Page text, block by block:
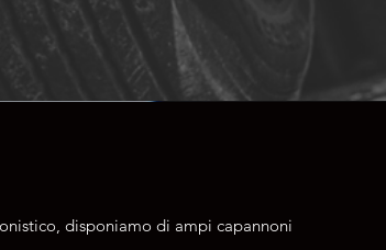
disponiamo di ampi capannoni